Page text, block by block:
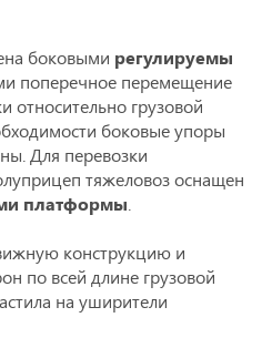
боковыми регулируемы
поперечное перемещение
относительно грузовой
боковые упоры
Для перевозки
тяжеловоз оснащен
платформы
конструкцию и
по всей длине грузовой
на уширители